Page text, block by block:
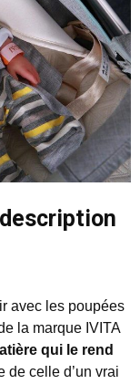
avec les poupées
la marque IVITA
qui le rend
de celle d’un vrai